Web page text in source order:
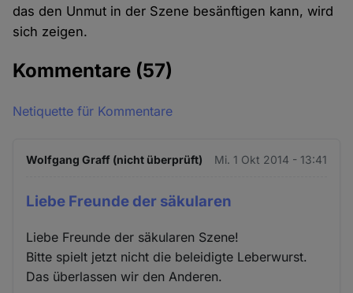
das den Unmut in der Szene besänftigen kann, wird
sich zeigen.
Kommentare (57)
Netiquette für Kommentare
Wolfgang Graff (nicht überprüft) Mi. 1 Okt 2014 - 13:41
Liebe Freunde der säkularen
Liebe Freunde der säkularen Szene!
Bitte spielt jetzt nicht die beleidigte Leberwurst.
Das überlassen wir den Anderen.